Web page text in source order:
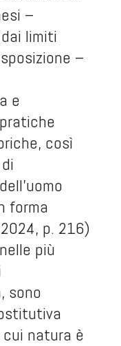
–
limiti
–
e
così
forma
p. 216)
più
sono
natura è